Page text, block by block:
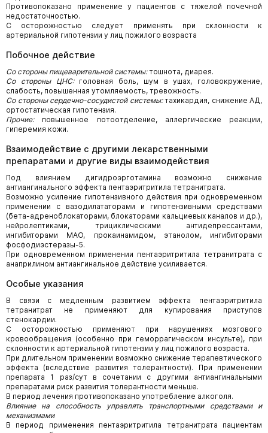
Противопоказано применение у пациентов с тяжелой почечной
недостаточностью.
С осторожностью следует применять при склонности к
артериальной гипотензии у лиц пожилого возраста
Побочное действие
Со стороны пищеварительной системы:тошнота, диарея.
Со стороны ЦНС:головная боль, шум в ушах, головокружение,
слабость, повышенная утомляемость, тревожность.
Со стороны сердечно-сосудистой системы:тахикардия, снижение АД,
ортостатическая гипотензия.
Прочие:повышенное потоотделение, аллергические реакции,
гиперемия кожи.
Взаимодействие с другими лекарственными
препаратами и другие виды взаимодействия
Под влиянием дигидроэрготамина возможно снижение
антиангинального эффекта пентаэритритила тетранитрата.
Возможно усиление гипотензивного действия при одновременном
применении с вазодилататорами и гипотензивными средствами
(бета-адреноблокаторами, блокаторами кальциевых каналов и др.),
нейролептиками, трициклическими антидепрессантами,
ингибиторами МАО, прокаинамидом, этанолом, ингибиторами
фосфодиэстеразы-5.
При одновременном применении пентаэритритила тетранитрата с
анаприлином антиангинальное действие усиливается.
Особые указания
В связи с медленным развитием эффекта пентаэритритила
тетранитрат не применяют для купирования приступов
стенокардии.
С осторожностью применяют при нарушениях мозгового
кровообращения (особенно при геморрагическом инсульте), при
склонности к артериальной гипотензии у лиц пожилого возраста.
При длительном применении возможно снижение терапевтического
эффекта (вследствие развития толерантности). При применении
препарата 1 раз/сут в сочетании с другими антиангинальными
препаратами риск развития толерантности меньше.
В период лечения противопоказано употребление алкоголя.
Влияние на способность управлять транспортными средствами и
механизмами
В период применения пентаэритритила тетранитрата пациентам